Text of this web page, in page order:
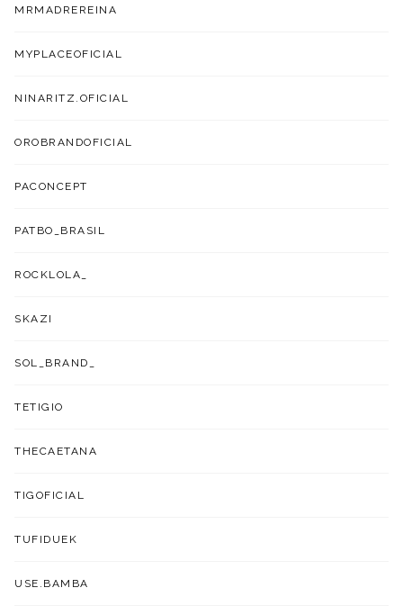
MRMADREREINA
MYPLACEOFICIAL
NINARITZ.OFICIAL
OROBRANDOFICIAL
PACONCEPT
PATBO_BRASIL
ROCKLOLA_
SKAZI
SOL_BRAND_
TETIGIO
THECAETANA
TIGOFICIAL
TUFIDUEK
USE.BAMBA